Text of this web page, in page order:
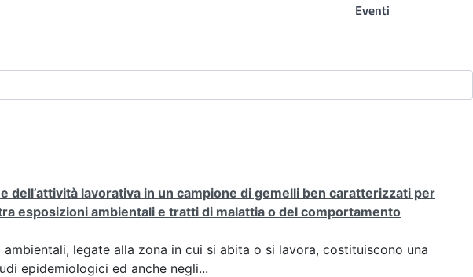
Eventi
dell’attività lavorativa in un campione di gemelli ben caratterizzati per
esposizioni ambientali e tratti di malattia o del comportamento
legate alla zona in cui si abita o si lavora, costituiscono una
epidemiologici ed anche negli...